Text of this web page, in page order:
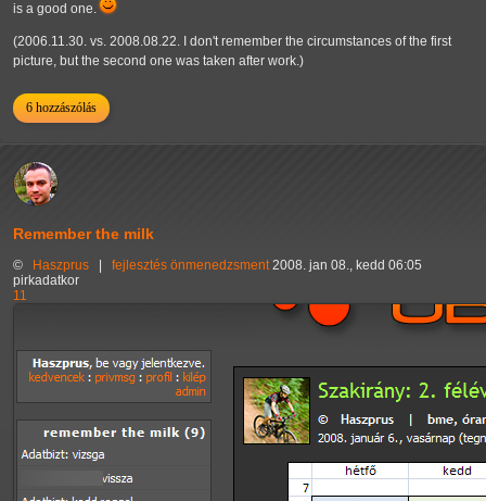
is a good one.
(2006.11.30. vs. 2008.08.22. I don't remember the circumstances of the first
picture, but the second one was taken after work.)
6 hozzászólás
Remember the milk
© Haszprus fejlesztés önmenedzsment 2008. jan 08., kedd 06:05
pirkadatkor
11